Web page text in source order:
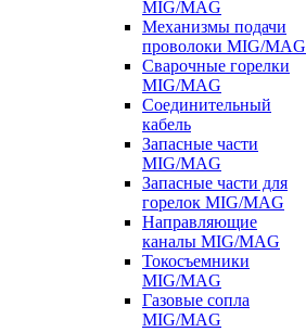
MIG/MAG
Механизмы подачи
проволоки MIG/MAG
Сварочные горелки
MIG/MAG
Соединительный
кабель
Запасные части
MIG/MAG
Запасные части для
горелок MIG/MAG
Направляющие
каналы MIG/MAG
Токосъемники
MIG/MAG
Газовые сопла
MIG/MAG